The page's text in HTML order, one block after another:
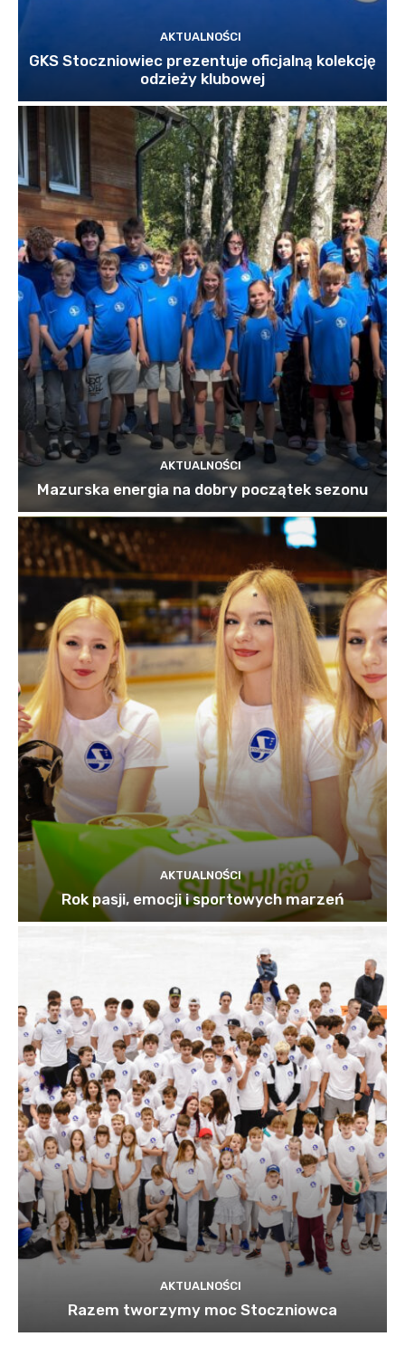
AKTUALNOŚCI
GKS Stoczniowiec prezentuje oficjalną kolekcję
odzieży klubowej
AKTUALNOŚCI
Mazurska energia na dobry początek sezonu
AKTUALNOŚCI
Rok pasji, emocji i sportowych marzeń
AKTUALNOŚCI
Razem tworzymy moc Stoczniowca